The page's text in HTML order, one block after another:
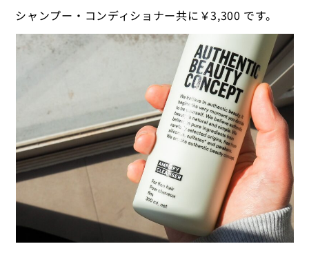
シャンプー・コンディショナー共に￥3,300 です。